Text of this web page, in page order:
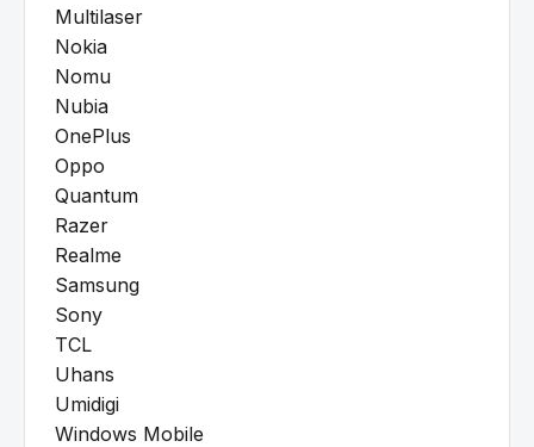
Multilaser
Nokia
Nomu
Nubia
OnePlus
Oppo
Quantum
Razer
Realme
Samsung
Sony
TCL
Uhans
Umidigi
Windows Mobile